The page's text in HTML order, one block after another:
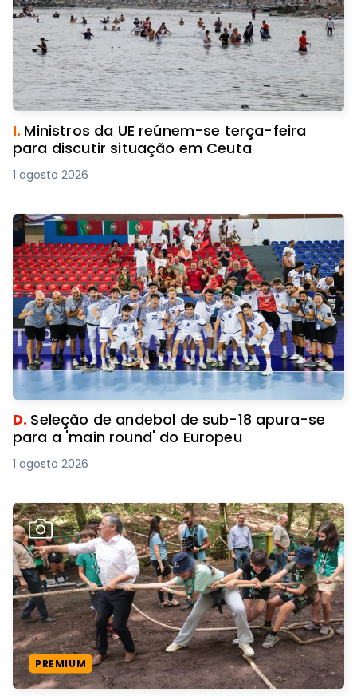
I. Ministros da UE reúnem-se terça-feira
para discutir situação em Ceuta
1 agosto 2026
D. Seleção de andebol de sub-18 apura-se
para a 'main round' do Europeu
1 agosto 2026
PREMIUM